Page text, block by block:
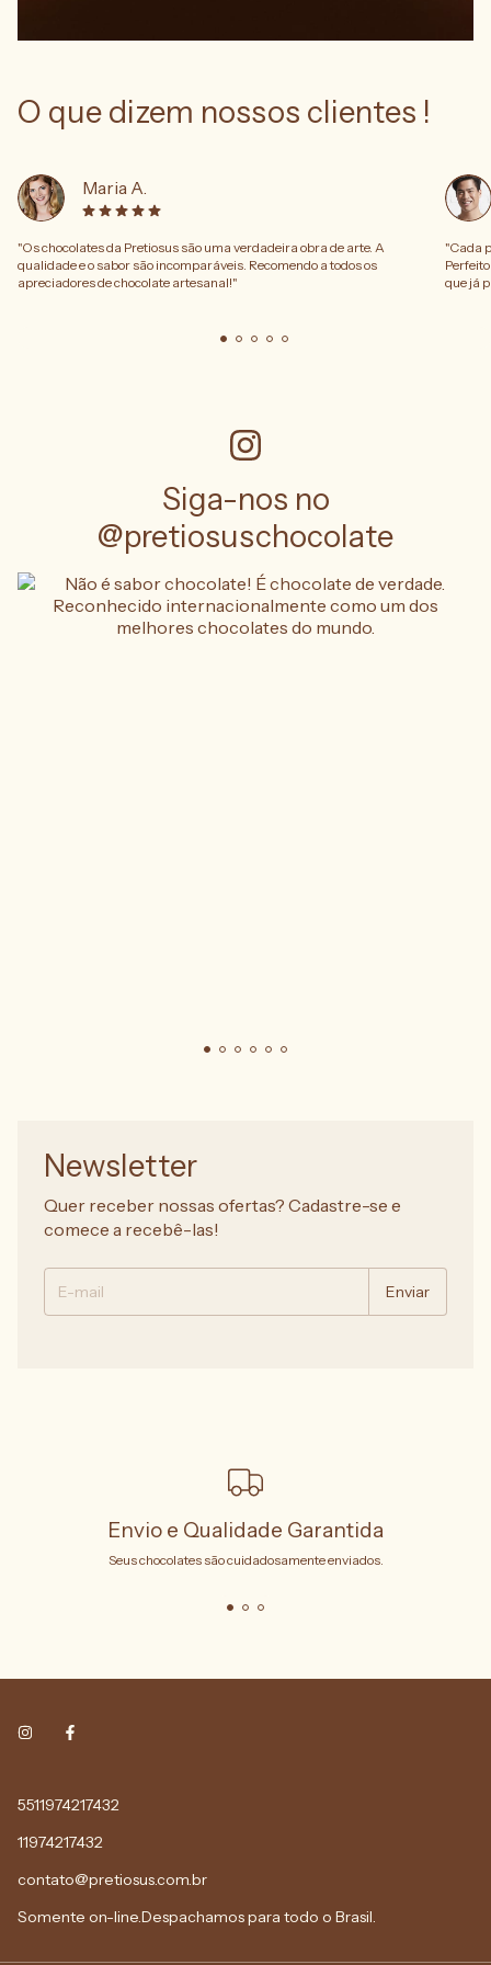
O que dizem nossos clientes !
Maria A.
"Os chocolates da Pretiosus são uma verdadeira obra de arte. A
qualidade e o sabor são incomparáveis. Recomendo a todos os
apreciadores de chocolate artesanal!"
"Cada
que já
Siga-nos no
@pretiosuschocolate
Newsletter
Quer receber nossas ofertas? Cadastre-se e
comece a recebê-las!
Envio e Qualidade Garantida
Seus chocolates são cuidadosamente enviados.
5511974217432
11974217432
contato@pretiosus.com.br
Somente on-line.Despachamos para todo o Brasil.